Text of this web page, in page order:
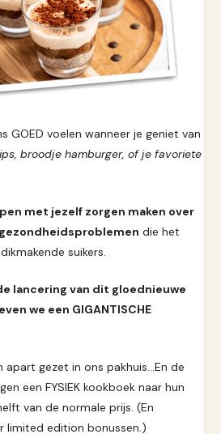
GOED voelen wanneer je geniet van
broodje hamburger, of je favoriete
met jezelf zorgen maken over
die het
suikers.
lancering van dit gloednieuwe
we een GIGANTISCHE
apart gezet in ons pakhuis…En de
een FYSIEK kookboek naar hun
van de normale prijs. (En
limited edition bonussen.)